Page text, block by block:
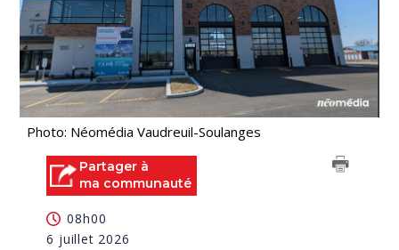
Photo: Néomédia Vaudreuil-Soulanges
Partager à
ma communauté
08h00
6 juillet 2026